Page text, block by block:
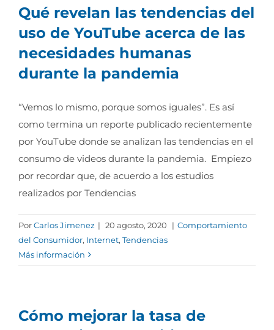
Qué revelan las tendencias del
uso de YouTube acerca de las
necesidades humanas
durante la pandemia
“Vemos lo mismo, porque somos iguales”. Es así
como termina un reporte publicado recientemente
por YouTube donde se analizan las tendencias en el
consumo de videos durante la pandemia. Empiezo
por recordar que, de acuerdo a los estudios
realizados por Tendencias
PorCarlos Jimenez | 20 agosto, 2020 | Comportamiento
del Consumidor, Internet, Tendencias
Más información
Cómo mejorar la tasa de